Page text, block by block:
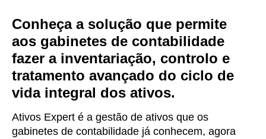
Conheça a solução que permite
aos gabinetes de contabilidade
fazer a inventariação, controlo e
tratamento avançado do ciclo de
vida integral dos ativos.
Ativos Expert é a gestão de ativos que os
gabinetes de contabilidade já conhecem, agora